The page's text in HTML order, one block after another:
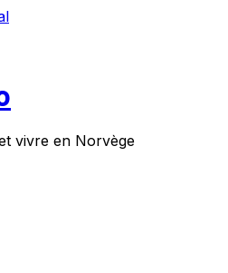
vivre en Norvège